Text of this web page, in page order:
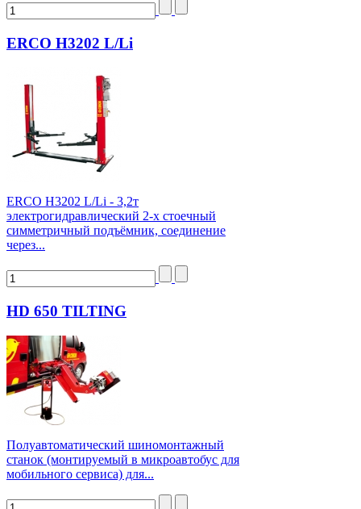
ERCO H3202 L/Li
ERCO H3202 L/Li - 3,2т
электрогидравлический 2-х стоечный
симметричный подъёмник, соединение
через...
HD 650 TILTING
Полуавтоматический шиномонтажный
станок (монтируемый в микроавтобус для
мобильного сервиса) для...